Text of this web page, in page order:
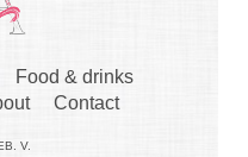
Food & drinks
Contact
V.